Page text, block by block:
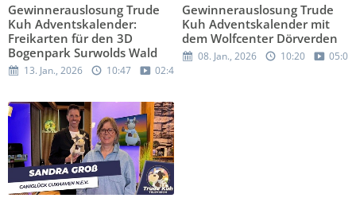
Gewinnerauslosung Trude
Kuh Adventskalender:
Freikarten für den 3D
Bogenpark Surwolds Wald
13. Jan., 2026 10:47 02:46
Gewinnerauslosung Trude
Kuh Adventskalender mit
dem Wolfcenter Dörverden
08. Jan., 2026 10:20 05:00